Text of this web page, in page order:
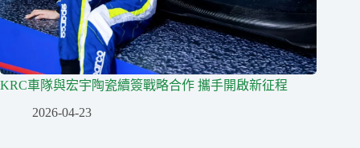
KRC車隊與宏宇陶瓷續簽戰略合作 攜手開啟新征程
2026-04-23